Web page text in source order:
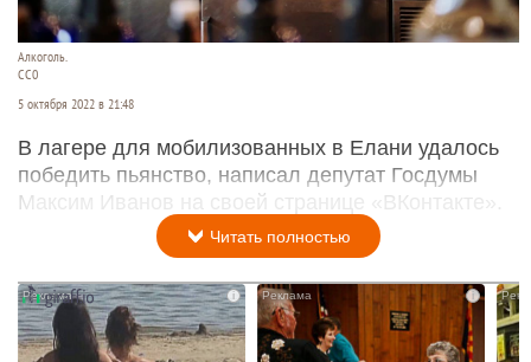
Алкоголь.
CC0
5 октября 2022 в 21:48
В лагере для мобилизованных в Елани удалось
победить пьянство, написал депутат Госдумы
Максим Иванов на своей странице «ВКонтакте».
Читать полностью
i